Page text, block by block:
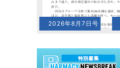
2026年8月7日号